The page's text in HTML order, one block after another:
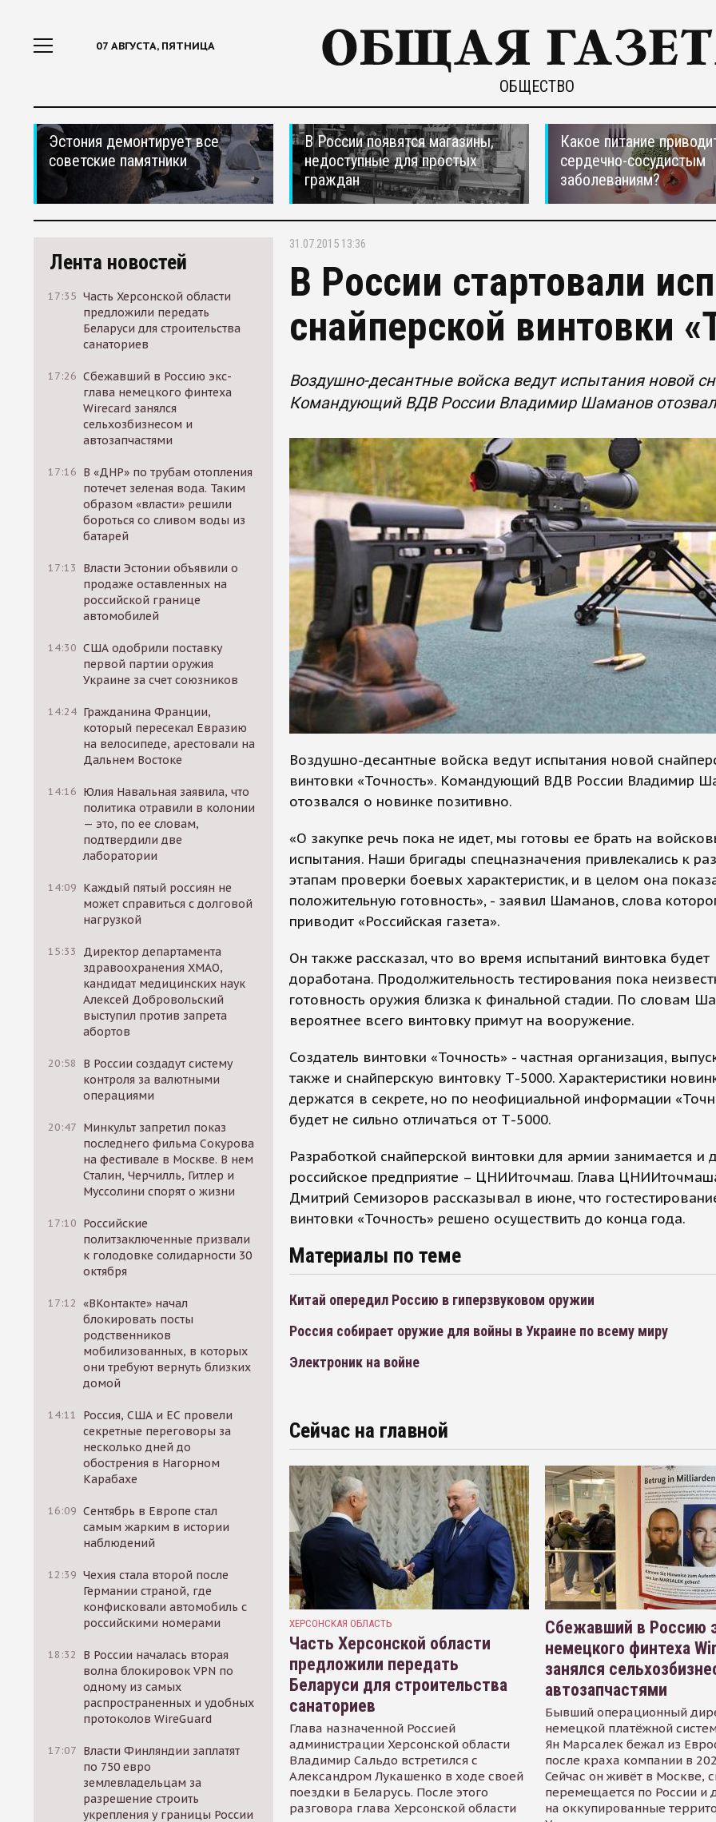
07 АВГУСТА, ПЯТНИЦА
ОБЩЕСТВО
Эстония демонтирует все
советские памятники
В России появятся магазины,
недоступные для простых
граждан
Какое питание
сердечно-сосудистым
заболеваниям?
Лента новостей
17:35 Часть Херсонской области
предложили передать
Беларуси для строительства
санаториев
17:26 Сбежавший в Россию экс-
глава немецкого финтеха
Wirecard занялся
сельхозбизнесом и
автозапчастями
17:16 В «ДНР» по трубам отопления
потечет зеленая вода. Таким
образом «власти» решили
бороться со сливом воды из
батарей
17:13
Власти Эстонии объявили о
продаже оставленных на
российской границе
автомобилей
14:30 США одобрили поставку
первой партии оружия
Украине за счет союзников
14:24 Гражданина Франции,
который пересекал Евразию
на велосипеде, арестовали на
Дальнем Востоке
14:16 Юлия Навальная заявила, что
политика отравили в колонии
— это, по ее словам,
подтвердили две
лаборатории
14:09 Каждый пятый россиян не
может справиться с долговой
нагрузкой
15:33
Директор департамента
здравоохранения ХМАО,
кандидат медицинских наук
Алексей Добровольский
выступил против запрета
абортов
20:58
В России создадут систему
контроля за валютными
операциями
20:47 Минкульт запретил показ
последнего фильма Сокурова
на фестивале в Москве. В нем
Сталин, Черчилль, Гитлер и
Муссолини спорят о жизни
17:10 Российские
политзаключенные призвали
к голодовке солидарности 30
октября
17:12 «ВКонтакте» начал
блокировать посты
родственников
мобилизованных, в которых
они требуют вернуть близких
домой
14:11
Россия, США и ЕС провели
секретные переговоры за
несколько дней до
обострения в Нагорном
Карабахе
16:09 Сентябрь в Европе стал
самым жарким в истории
наблюдений
12:39 Чехия стала второй после
Германии страной, где
конфисковали автомобиль с
российскими номерами
18:32
В России началась вторая
волна блокировок VPN по
одному из самых
распространенных и удобных
протоколов WireGuard
17:07 Власти Финляндии заплатят
по 750 евро
землевладельцам за
разрешение строить
укрепления у границы России
31.07.2015 13:36
В России стартовали
снайперской винтовки
Воздушно-десантные войска ведут испытания новой
Командующий ВДВ России Владимир Шаманов
Воздушно-десантные войска ведут испытания новой
винтовки «Точность». Командующий ВДВ России Владимир
отозвался о новинке позитивно.
«О закупке речь пока не идет, мы готовы ее брать на
испытания. Наши бригады спецназначения привлекались к
этапам проверки боевых характеристик, и в целом она
положительную готовность», - заявил Шаманов, слова
приводит «Российская газета».
Он также рассказал, что во время испытаний винтовка будет
доработана. Продолжительность тестирования пока
готовность оружия близка к финальной стадии. По словам
вероятнее всего винтовку примут на вооружение.
Создатель винтовки «Точность» - частная организация,
также и снайперскую винтовку Т-5000. Характеристики
держатся в секрете, но по неофициальной информации
будет не сильно отличаться от Т-5000.
Разработкой снайперской винтовки для армии занимается и
российское предприятие – ЦНИИточмаш. Глава
Дмитрий Семизоров рассказывал в июне, что
винтовки «Точность» решено осуществить до конца года.
Материалы по теме
Китай опередил Россию в гиперзвуковом оружии
Россия собирает оружие для войны в Украине по всему миру
Электроник на войне
Сейчас на главной
ХЕРСОНСКАЯ ОБЛАСТЬ
Часть Херсонской области
предложили передать
Беларуси для строительства
санаториев
Глава назначенной Россией
администрации Херсонской области
Владимир Сальдо встретился с
Александром Лукашенко в ходе своей
поездки в Беларусь. После этого
разговора глава Херсонской области
Сбежавший в Россию
немецкого финтеха
занялся
автозапчастями
Бывший операционный
немецкой платёжной
Ян Марсалек бежал из
после краха компании в
Сейчас он живёт в Москве,
перемещается по России и
на оккупированные